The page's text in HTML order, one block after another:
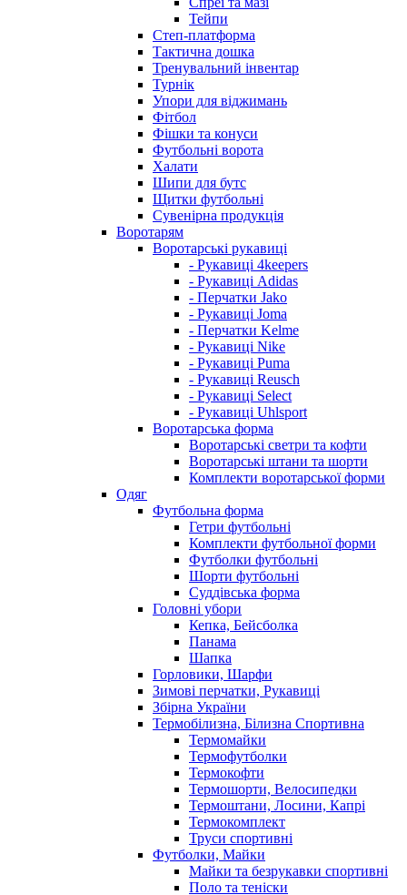
Тейпи
Степ-платформа
Тактична дошка
Тренувальний інвентар
Турнік
Упори для віджимань
Фітбол
Фішки та конуси
Футбольні ворота
Халати
Шипи для бутс
Щитки футбольні
Сувенірна продукція
Воротарям
Воротарські рукавиці
- Рукавиці 4keepers
- Рукавиці Adidas
- Перчатки Jako
- Рукавиці Joma
- Перчатки Kelme
- Рукавиці Nike
- Рукавиці Puma
- Рукавиці Reusch
- Рукавиці Select
- Рукавиці Uhlsport
Воротарська форма
Воротарські светри та кофти
Воротарські штани та шорти
Комплекти воротарської форми
Одяг
Футбольна форма
Гетри футбольні
Комплекти футбольної форми
Футболки футбольні
Шорти футбольні
Суддівська форма
Головні убори
Кепка, Бейсболка
Панама
Шапка
Горловики, Шарфи
Зимові перчатки, Рукавиці
Збірна України
Термобілизна, Білизна Спортивна
Термомайки
Термофутболки
Термокофти
Термошорти, Велосипедки
Термоштани, Лосини, Капрі
Термокомплект
Труси спортивні
Футболки, Майки
Майки та безрукавки спортивні
Поло та теніски